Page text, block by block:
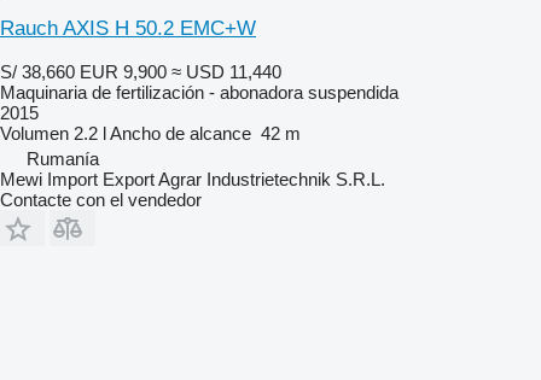
Rauch AXIS H 50.2 EMC+W
S/ 38,660 EUR 9,900 ≈ USD 11,440
Maquinaria de fertilización - abonadora suspendida
2015
Volumen 2.2 lAncho de alcance 42 m
Rumanía
Mewi Import Export Agrar Industrietechnik S.R.L.
Contacte con el vendedor